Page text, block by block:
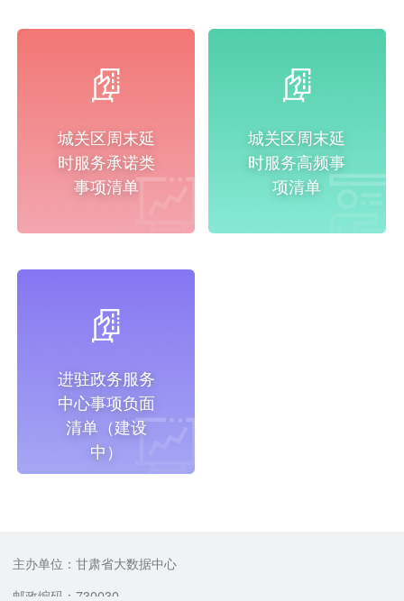
城关区周末延
时服务承诺类
事项清单
城关区周末延
时服务高频事
项清单
进驻政务服务
中心事项负面
清单（建设
中）
主办单位：甘肃省大数据中心
邮政编码：730030